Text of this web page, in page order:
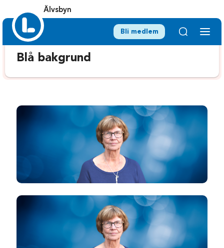
Älvsbyn
Bli medlem
Blå bakgrund